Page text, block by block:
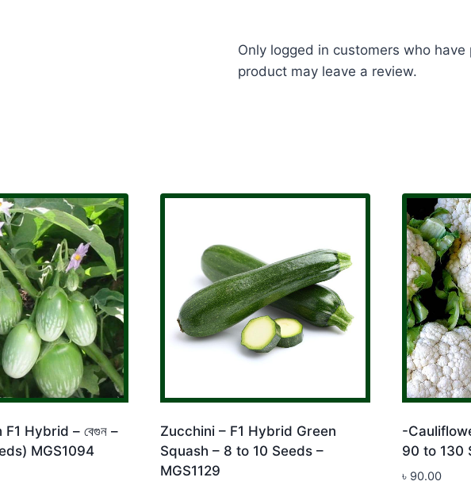
Only logged in customers who have
product may leave a review.
Hybrid – বেগুন –
MGS1094
Zucchini – F1 Hybrid Green
Squash – 8 to 10 Seeds –
MGS1129
-
90 to 130
৳ 90.00